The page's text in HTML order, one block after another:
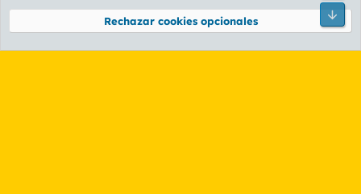
Community platform by XenForo® © 2010-2026 XenForo Ltd.
Rechazar cookies opcionales
Pie